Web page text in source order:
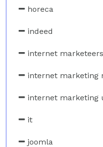
horeca
indeed
internet marketeers
internet marketing
internet marketing
it
joomla